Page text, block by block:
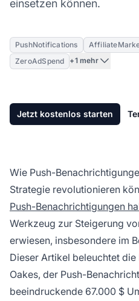
einsetzen können.
PushNotifications
ZeroAdSpend
+1 mehr
Jetzt kostenlos starten
Wie Push-
Strategie revolutionieren
Push-Benachrichtigungen
Werkzeug zur Steigerung
erwiesen, insbesondere im
Dieser Artikel beleuchtet
Oakes, der Push-
beeindruckende 67.000 $